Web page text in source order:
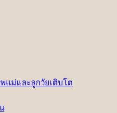
แม่และลูกวัยเติบโต